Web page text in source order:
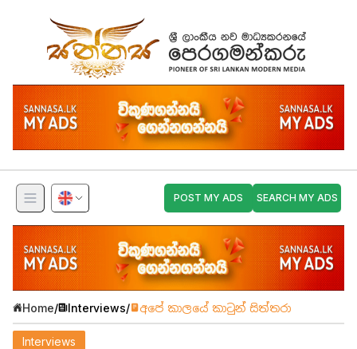
POST MY ADS SEARCH MY ADS
Home/ Interviews/ අපේ කාලයේ කාටුන් සිත්තරා
Interviews